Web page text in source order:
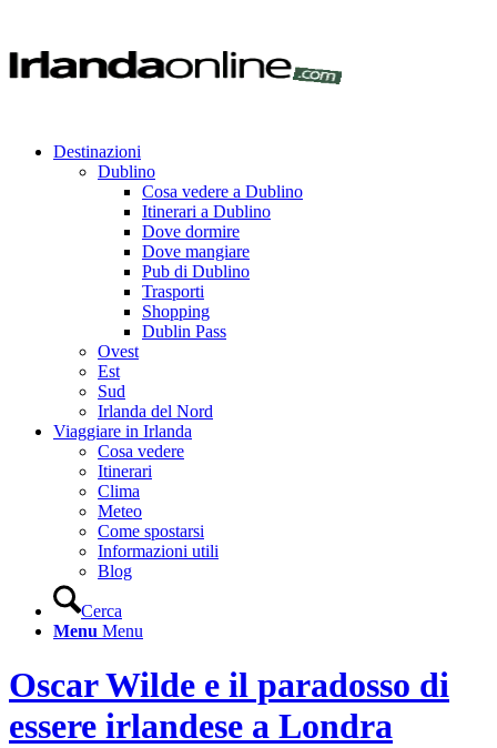
Destinazioni
Dublino
Cosa vedere a Dublino
Itinerari a Dublino
Dove dormire
Dove mangiare
Pub di Dublino
Trasporti
Shopping
Dublin Pass
Ovest
Est
Sud
Irlanda del Nord
Viaggiare in Irlanda
Cosa vedere
Itinerari
Clima
Meteo
Come spostarsi
Informazioni utili
Blog
Cerca
Menu Menu
Oscar Wilde e il paradosso di
essere irlandese a Londra